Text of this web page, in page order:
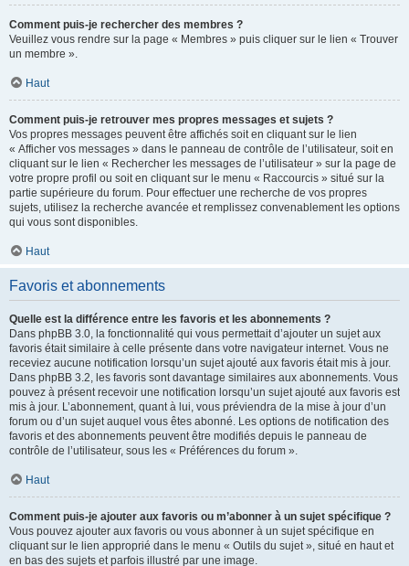
Comment puis-je rechercher des membres ?
Veuillez vous rendre sur la page « Membres » puis cliquer sur le lien « Trouver
un membre ».
Haut
Comment puis-je retrouver mes propres messages et sujets ?
Vos propres messages peuvent être affichés soit en cliquant sur le lien
« Afficher vos messages » dans le panneau de contrôle de l’utilisateur, soit en
cliquant sur le lien « Rechercher les messages de l’utilisateur » sur la page de
votre propre profil ou soit en cliquant sur le menu « Raccourcis » situé sur la
partie supérieure du forum. Pour effectuer une recherche de vos propres
sujets, utilisez la recherche avancée et remplissez convenablement les options
qui vous sont disponibles.
Haut
Favoris et abonnements
Quelle est la différence entre les favoris et les abonnements ?
Dans phpBB 3.0, la fonctionnalité qui vous permettait d’ajouter un sujet aux
favoris était similaire à celle présente dans votre navigateur internet. Vous ne
receviez aucune notification lorsqu’un sujet ajouté aux favoris était mis à jour.
Dans phpBB 3.2, les favoris sont davantage similaires aux abonnements. Vous
pouvez à présent recevoir une notification lorsqu’un sujet ajouté aux favoris est
mis à jour. L’abonnement, quant à lui, vous préviendra de la mise à jour d’un
forum ou d’un sujet auquel vous êtes abonné. Les options de notification des
favoris et des abonnements peuvent être modifiés depuis le panneau de
contrôle de l’utilisateur, sous les « Préférences du forum ».
Haut
Comment puis-je ajouter aux favoris ou m’abonner à un sujet spécifique ?
Vous pouvez ajouter aux favoris ou vous abonner à un sujet spécifique en
cliquant sur le lien approprié dans le menu « Outils du sujet », situé en haut et
en bas des sujets et parfois illustré par une image.